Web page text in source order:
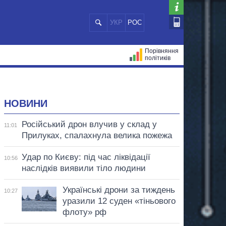
УКР РОС
Порівняння
політиків
НОВИНИ
11:01
Російський дрон влучив у склад у
Прилуках, спалахнула велика пожежа
10:56
Удар по Києву: під час ліквідації
наслідків виявили тіло людини
10:27
Українські дрони за тиждень
уразили 12 суден «тіньового
флоту» рф